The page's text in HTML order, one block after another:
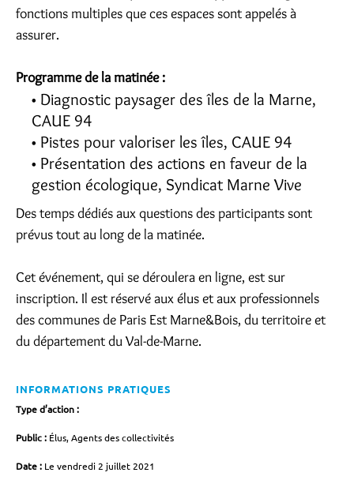
fonctions multiples que ces espaces sont appelés à
assurer.
Programme de la matinée :
Diagnostic paysager des îles de la Marne,
CAUE 94
Pistes pour valoriser les îles, CAUE 94
Présentation des actions en faveur de la
gestion écologique, Syndicat Marne Vive
Des temps dédiés aux questions des participants sont
prévus tout au long de la matinée.
Cet événement, qui se déroulera en ligne, est sur
inscription. Il est réservé aux élus et aux professionnels
des communes de Paris Est Marne&Bois, du territoire et
du département du Val-de-Marne.
INFORMATIONS PRATIQUES
Type d’action :
Public : Élus, Agents des collectivités
Date : Le vendredi 2 juillet 2021